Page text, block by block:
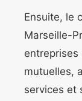
Ensuite, le
Marseille-
entreprises
mutuelles,
services et